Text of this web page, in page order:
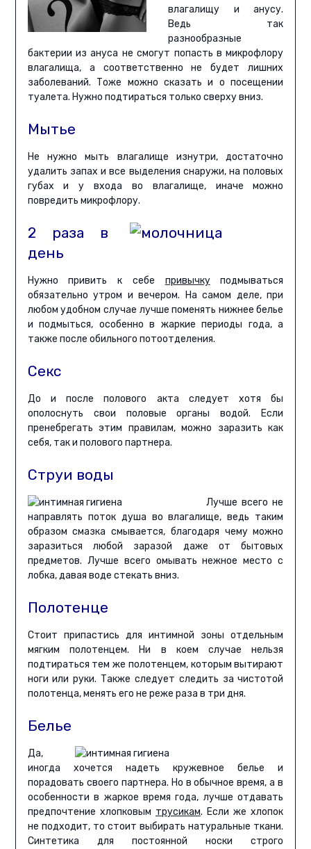
влагалищу и анусу.
Ведь так
разнообразные
бактерии из ануса не смогут попасть в микрофлору
влагалища, а соответственно не будет лишних
заболеваний. Тоже можно сказать и о посещении
туалета. Нужно подтираться только сверху вниз.
Мытье
Не нужно мыть влагалище изнутри, достаточно
удалить запах и все выделения снаружи, на половых
губах и у входа во влагалище, иначе можно
повредить микрофлору.
2 раза в
день
Нужно привить к себе привычкуподмываться
обязательно утром и вечером. На самом деле, при
любом удобном случае лучше поменять нижнее белье
и подмыться, особенно в жаркие периоды года, а
также после обильного потоотделения.
Секс
До и после полового акта следует хотя бы
ополоснуть свои половые органы водой. Если
пренебрегать этим правилам, можно заразить как
себя, так и полового партнера.
Струи воды
Лучше всего не
направлять поток душа во влагалище, ведь таким
образом смазка смывается, благодаря чему можно
заразиться любой заразой даже от бытовых
предметов. Лучше всего омывать нежное место с
лобка, давая воде стекать вниз.
Полотенце
Стоит припастись для интимной зоны отдельным
мягким полотенцем. Ни в коем случае нельзя
подтираться тем же полотенцем, которым вытирают
ноги или руки. Также следует следить за чистотой
полотенца, менять его не реже раза в три дня.
Белье
Да,
иногда хочется надеть кружевное белье и
порадовать своего партнера. Но в обычное время, а в
особенности в жаркое время года, лучше отдавать
предпочтение хлопковым трусикам. Если же хлопок
не подходит, то стоит выбирать натуральные ткани.
Синтетика для постоянной носки строго